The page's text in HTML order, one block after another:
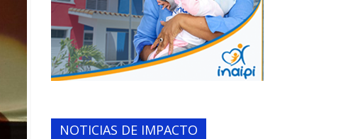
NOTICIAS DE IMPACTO